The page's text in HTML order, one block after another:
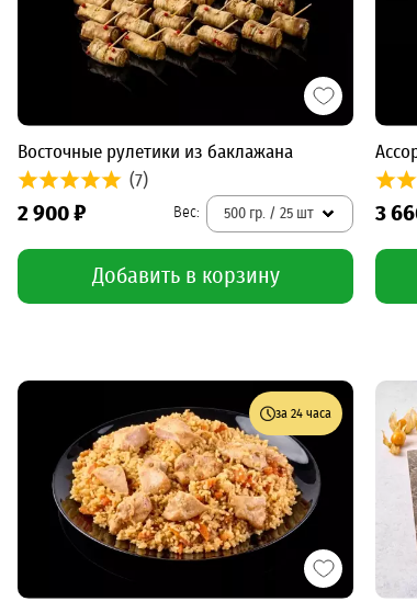
Восточные рулетики из баклажана
(7)
2 900 ₽ 500 гр. / 25 шт
Добавить в корзину
3
за 24 часа